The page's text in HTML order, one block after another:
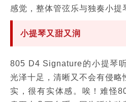
感觉，整体管弦乐与独奏小提
小提琴又甜又润
805 D4 Signature的小提琴
光泽十足，清晰又不会有侵略
实，很有实体感。唉！难怪